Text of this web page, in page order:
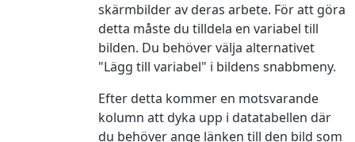
skärmbilder av deras arbete. För att göra
detta måste du tilldela en variabel till
bilden. Du behöver välja alternativet
"Lägg till variabel" i bildens snabbmeny.
Efter detta kommer en motsvarande
kolumn att dyka upp i datatabellen där
du behöver ange länken till den bild som